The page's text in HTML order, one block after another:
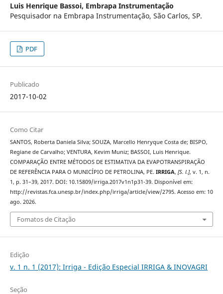
Luis Henrique Bassoi, Embrapa Instrumentação
Pesquisador na Embrapa Instrumentação, São Carlos, SP.
PDF
Publicado
2017-10-02
Como Citar
SANTOS, Roberta Daniela Silva; SOUZA, Marcello Henryque Costa de; BISPO,
Regiane de Carvalho; VENTURA, Kevim Muniz; BASSOI, Luis Henrique.
COMPARAÇÃO ENTRE MÉTODOS DE ESTIMATIVA DA EVAPOTRANSPIRAÇÃO
DE REFERÊNCIA PARA O MUNICÍPIO DE PETROLINA, PE. IRRIGA, [S. l.], v. 1, n.
1, p. 31–39, 2017. DOI: 10.15809/irriga.2017v1n1p31-39. Disponível em:
http://revistas.fca.unesp.br/index.php/irriga/article/view/2795. Acesso em: 10
ago. 2026.
Fomatos de Citação
Edição
v. 1 n. 1 (2017): Irriga - Edição Especial IRRIGA & INOVAGRI
Seção